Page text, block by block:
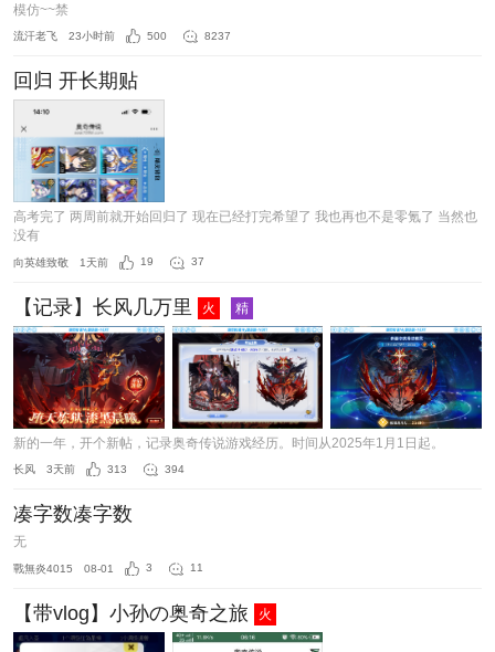
模仿~~禁
流汗老飞 23小时前 500 8237
回归 开长期贴
高考完了 两周前就开始回归了 现在已经打完希望了 我也再也不是零氪了 当然也
没有
向英雄致敬 1天前 19 37
【记录】长风几万里 火 精
新的一年，开个新帖，记录奥奇传说游戏经历。时间从2025年1月1日起。
长风 3天前 313 394
凑字数凑字数
无
戰無炎4015 08-01 3 11
【带vlog】小孙の奥奇之旅 火